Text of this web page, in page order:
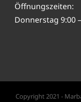
Öffnungszeiten:
Donnerstag 9:00
Copyright 2021 -